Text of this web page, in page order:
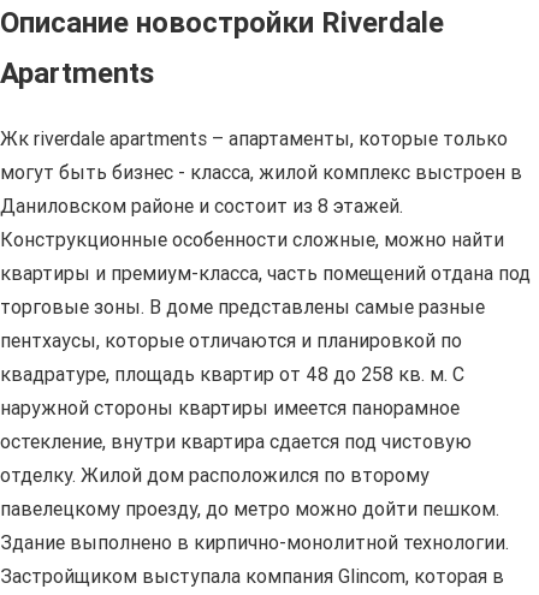
Описание новостройки Riverdale
Apartments
Жк riverdale apartments – апартаменты, которые только
могут быть бизнес - класса, жилой комплекс выстроен в
Даниловском районе и состоит из 8 этажей.
Конструкционные особенности сложные, можно найти
квартиры и премиум-класса, часть помещений отдана под
торговые зоны. В доме представлены самые разные
пентхаусы, которые отличаются и планировкой по
квадратуре, площадь квартир от 48 до 258 кв. м. С
наружной стороны квартиры имеется панорамное
остекление, внутри квартира сдается под чистовую
отделку. Жилой дом расположился по второму
павелецкому проезду, до метро можно дойти пешком.
Здание выполнено в кирпично-монолитной технологии.
Застройщиком выступала компания Glincom, которая в